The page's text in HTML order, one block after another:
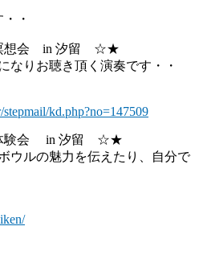
・
想会 in 汐留 ☆★
りお聴き頂く演奏です・・
kd.php?no=147509
験会 in 汐留 ☆★
ルの魅力を伝えたり、自分で